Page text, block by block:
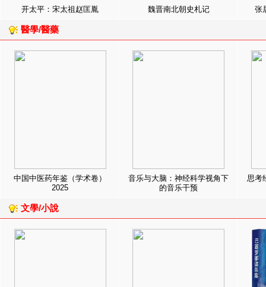
开太平：宋太祖赵匡胤 魏晋南北朝史札记 张
醫學/醫藥
中国中医药年鉴（学术卷）
2025
音乐与大脑：神经科学视角下
的音乐干预
思考
文學/小說